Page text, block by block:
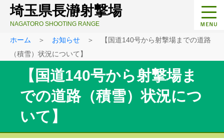
埼玉県長瀞射撃場
NAGATORO SHOOTING RANGE
ホーム ＞ お知らせ ＞ 【国道140号から射撃場までの道路
（積雪）状況について】
【国道140号から射撃場ま
での道路（積雪）状況につ
いて】